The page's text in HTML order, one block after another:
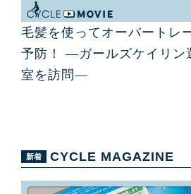
毛髪を使ってオーバートレ
予防！ ―ガールズケイリン
室を訪問―
CYCLE MAGAZINE